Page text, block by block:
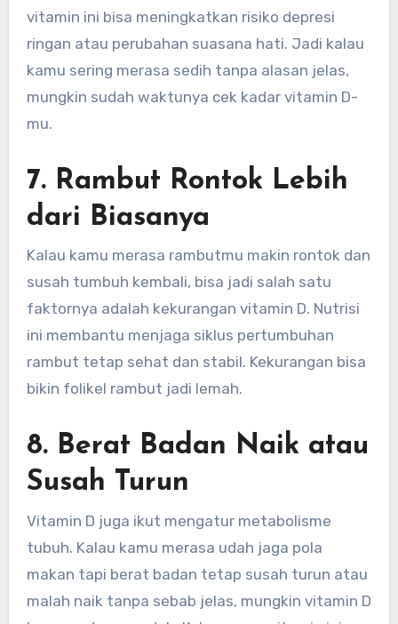
vitamin ini bisa meningkatkan risiko depresi
ringan atau perubahan suasana hati. Jadi kalau
kamu sering merasa sedih tanpa alasan jelas,
mungkin sudah waktunya cek kadar vitamin D-
mu.
7. Rambut Rontok Lebih
dari Biasanya
Kalau kamu merasa rambutmu makin rontok dan
susah tumbuh kembali, bisa jadi salah satu
faktornya adalah kekurangan vitamin D. Nutrisi
ini membantu menjaga siklus pertumbuhan
rambut tetap sehat dan stabil. Kekurangan bisa
bikin folikel rambut jadi lemah.
8. Berat Badan Naik atau
Susah Turun
Vitamin D juga ikut mengatur metabolisme
tubuh. Kalau kamu merasa udah jaga pola
makan tapi berat badan tetap susah turun atau
malah naik tanpa sebab jelas, mungkin vitamin D